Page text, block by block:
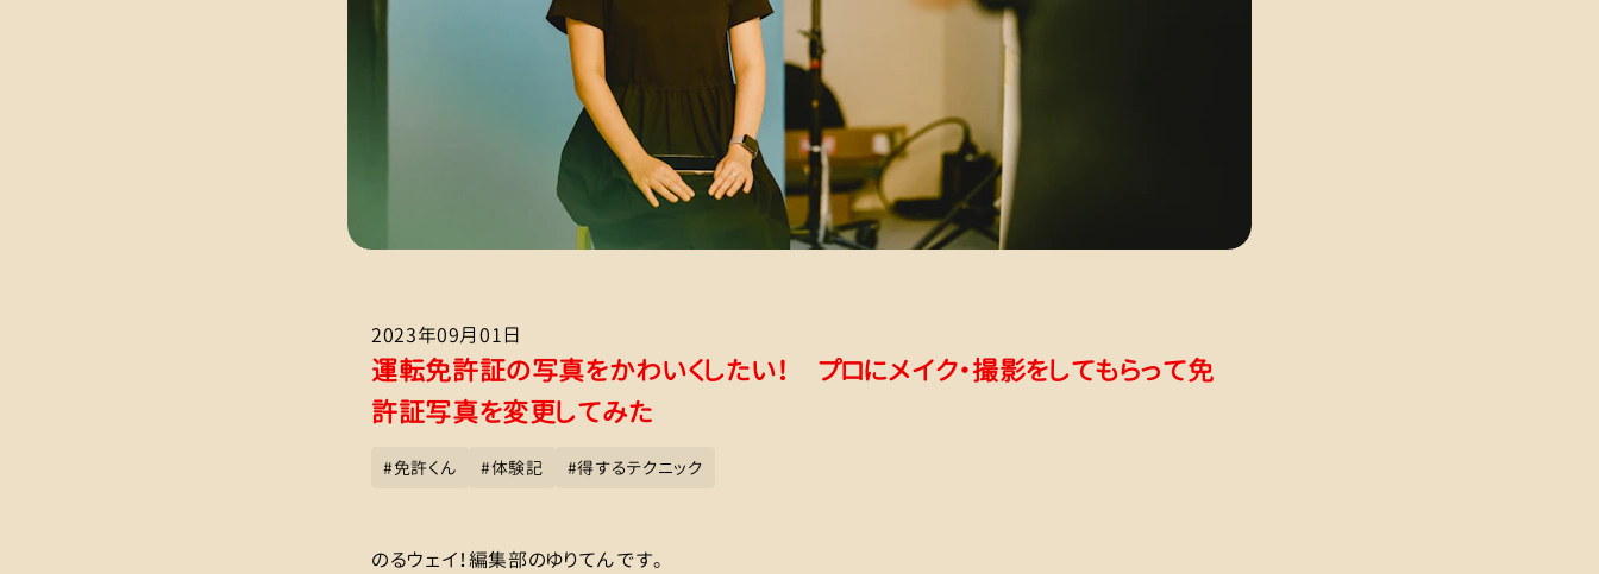
2023年09月01日
運転免許証の写真をかわいくしたい！ プロにメイク・撮影をしてもらって免
許証写真を変更してみた
#免許くん #体験記 #得するテクニック
のるウェイ！編集部のゆりてんです。